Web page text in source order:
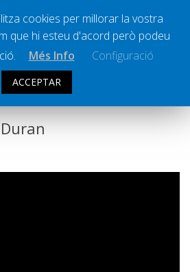
Televisió
cookies per millorar la vostra
que hi esteu d'acord però podeu
Més Info Configuració
ACCEPTAR